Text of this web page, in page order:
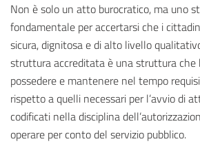
Non è solo un atto burocratico, ma uno
fondamentale per accertarsi che i
sicura, dignitosa e di alto livello
struttura accreditata è una struttura che
possedere e mantenere nel tempo
rispetto a quelli necessari per l’avvio di
codificati nella disciplina
operare per conto del servizio pubblico.